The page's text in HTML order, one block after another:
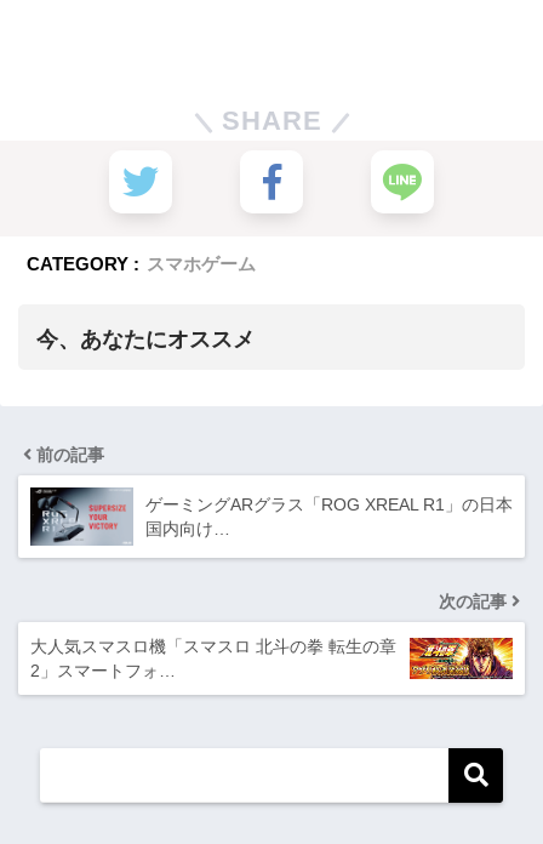
SHARE
CATEGORY : スマホゲーム
今、あなたにオススメ
前の記事
ゲーミングARグラス「ROG XREAL R1」の日本
国内向け…
次の記事
大人気スマスロ機「スマスロ 北斗の拳 転生の章
2」スマートフォ…